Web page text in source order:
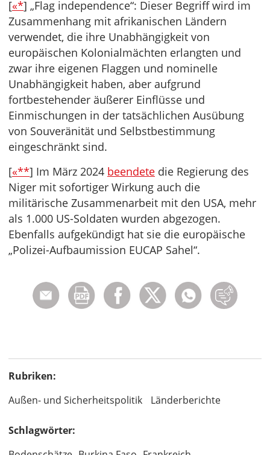
[«*] „Flag independence“: Dieser Begriff wird im
Zusammenhang mit afrikanischen Ländern
verwendet, die ihre Unabhängigkeit von
europäischen Kolonialmächten erlangten und
zwar ihre eigenen Flaggen und nominelle
Unabhängigkeit haben, aber aufgrund
fortbestehender äußerer Einflüsse und
Einmischungen in der tatsächlichen Ausübung
von Souveränität und Selbstbestimmung
eingeschränkt sind.
[«**] Im März 2024 beendete die Regierung des
Niger mit sofortiger Wirkung auch die
militärische Zusammenarbeit mit den USA, mehr
als 1.000 US-Soldaten wurden abgezogen.
Ebenfalls aufgekündigt hat sie die europäische
„Polizei-Aufbaumission EUCAP Sahel“.
Rubriken:
Außen- und Sicherheitspolitik
Länderberichte
Schlagwörter: